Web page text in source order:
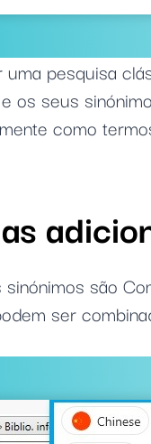
pesquisa
os seus
como
são
ser